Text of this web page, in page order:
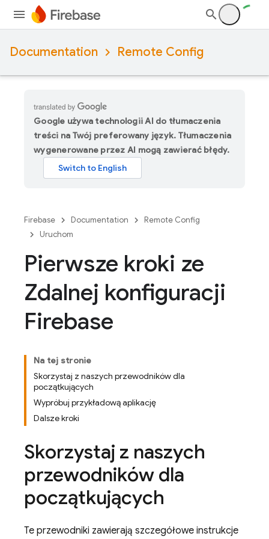
Documentation Remote Config
Google używa technologii AI do tłumaczenia
treści na Twój preferowany język. Tłumaczenia
wygenerowane przez AI mogą zawierać błędy.
Firebase Documentation
Remote Config
Uruchom
Pierwsze kroki ze
Zdalnej konfiguracji
Firebase
Na tej stronie
Skorzystaj z naszych przewodników dla
początkujących
Wypróbuj przykładową aplikację
Dalsze kroki
Skorzystaj z naszych
przewodników dla
początkujących
Te przewodniki zawierają szczegółowe instrukcje